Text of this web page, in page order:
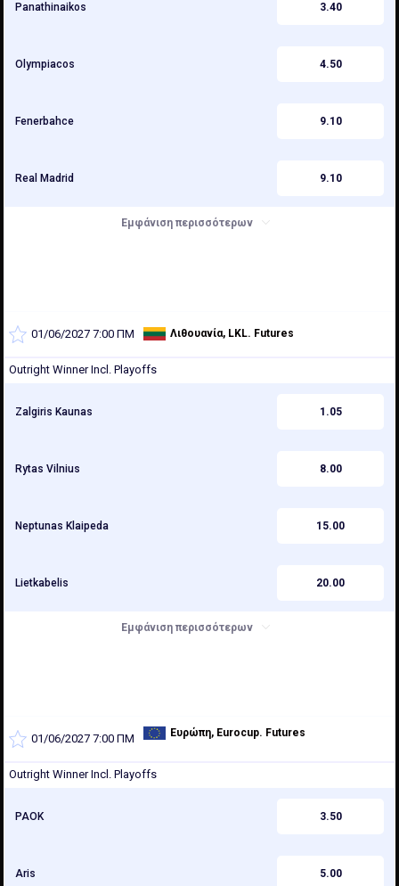
Panathinaikos 3.40
Olympiacos 4.50
Fenerbahce 9.10
Real Madrid 9.10
Εμφάνιση περισσότερων
01/06/2027 7:00 ΠΜ Λιθουανία, LKL. Futures
Outright Winner Incl. Playoffs
Zalgiris Kaunas 1.05
Rytas Vilnius 8.00
Neptunas Klaipeda 15.00
Lietkabelis 20.00
Εμφάνιση περισσότερων
01/06/2027 7:00 ΠΜ Ευρώπη, Eurocup. Futures
Outright Winner Incl. Playoffs
PAOK 3.50
Aris 5.00